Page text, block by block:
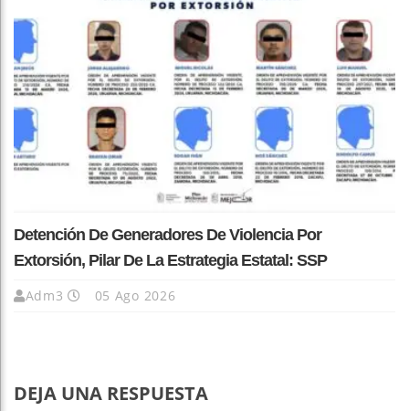
Detención De Generadores De Violencia Por
Extorsión, Pilar De La Estrategia Estatal: SSP
Adm3 05 Ago 2026
DEJA UNA RESPUESTA